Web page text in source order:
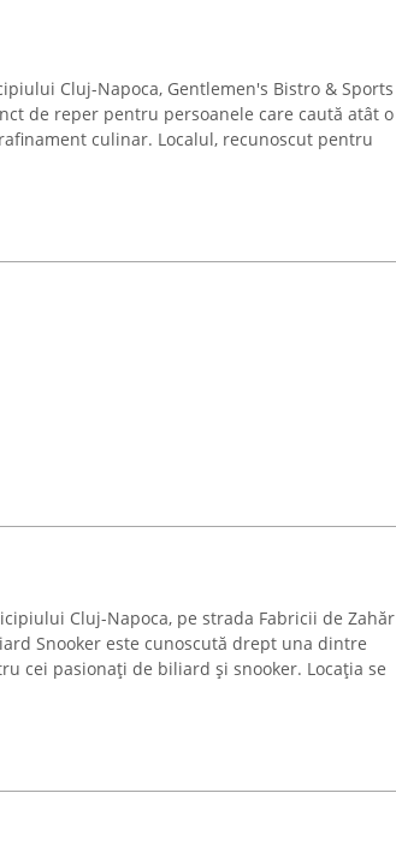
Cluj-Napoca, Gentlemen's Bistro & Sports
de reper pentru persoanele care caută atât o
culinar. Localul, recunoscut pentru
Cluj-Napoca, pe strada Fabricii de Zahăr
Snooker este cunoscută drept una dintre
cei pasionați de biliard și snooker. Locația se